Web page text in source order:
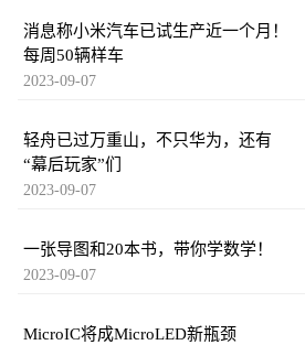
消息称小米汽车已试生产近一个月！
每周50辆样车
2023-09-07
轻舟已过万重山，不只华为，还有
“幕后玩家”们
2023-09-07
一张导图和20本书，带你学数学！
2023-09-07
MicroIC将成MicroLED新瓶颈